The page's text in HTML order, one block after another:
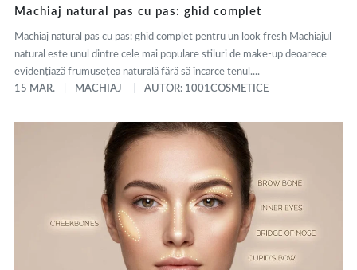
Machiaj natural pas cu pas: ghid complet
Machiaj natural pas cu pas: ghid complet pentru un look fresh Machiajul
natural este unul dintre cele mai populare stiluri de make-up deoarece
evidențiază frumusețea naturală fără să încarce tenul....
15 MAR.
MACHIAJ AUTOR: 1001COSMETICE